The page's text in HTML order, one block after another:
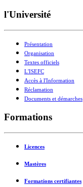
l'Université
Présentation
Organisation
Textes officiels
L'ISEFC
Accès à l'Information
Réclamation
Documents et démarches
Formations
Licences
Mastères
Formations certifiantes